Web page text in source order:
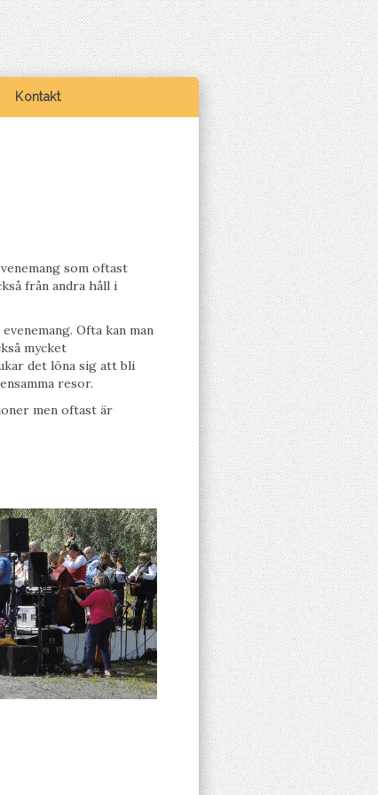
Kontakt
som oftast
från andra håll i
Ofta kan man
mycket
det löna sig att bli
resor.
men oftast är